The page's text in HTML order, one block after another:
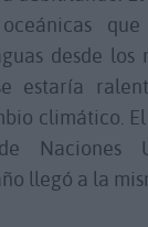
desde los
estaría
climático.
Naciones
llegó a la